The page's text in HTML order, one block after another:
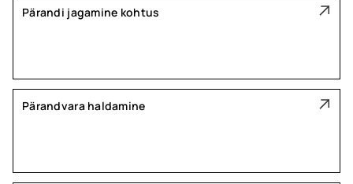
Pärandi jagamine kohtus
Pärandvara haldamine